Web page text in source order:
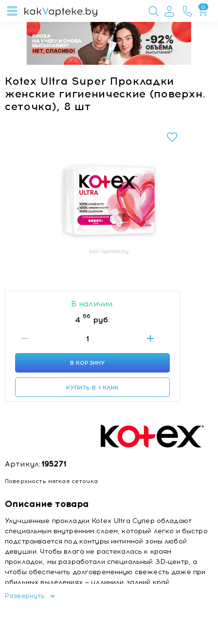
0
Kotex Ultra Super Прокладки
женские гигиенические (поверхн.
сеточка), 8 шт
В наличии.
4 66 руб.
В КОРЗИНУ
КУПИТЬ В 1 КЛИК
Артикул:195271
Поверхность мягкая сеточка
Описание товара
Улучшенные прокладки Kotex Ultra Супер обладают
специальным внутренним слоем, который легко и быстро
подстраивается под контуры интимной зоны любой
девушки. Чтобы влага не растекалась к краям
прокладок, мы разработали специальный 3D-центр, а
чтобы обеспечить долговременную свежесть даже при
обильных выделениях — удлинили задний край.
Эластичные желобки добавляют изделиям
Развернуть